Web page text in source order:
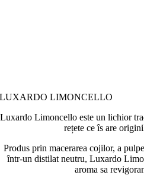
LUXARDO LIMONCELLO
Luxardo Limoncello este un lichior
rețete ce îs are
Produs prin macerarea cojilor, a
într-un distilat neutru, Luxardo
aroma sa